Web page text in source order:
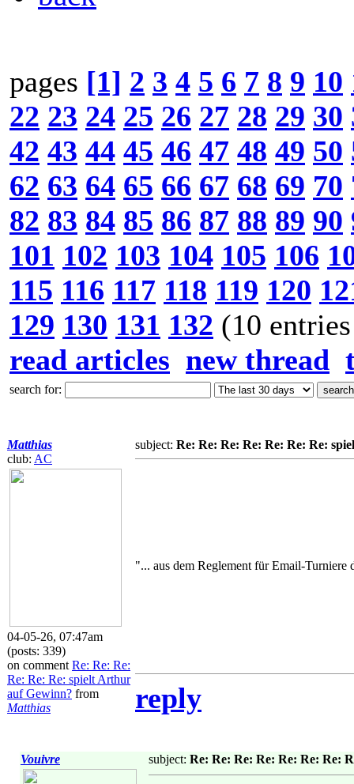
pages [1] 2 3 4 5 6 7 8 9 10
22 23 24 25 26 27 28 29 30
42 43 44 45 46 47 48 49 50
62 63 64 65 66 67 68 69 70
82 83 84 85 86 87 88 89 90
101 102 103 104 105 106
115 116 117 118 119 120
129 130 131 132 (10
read articles new thread
search for:
Matthias
club: AC
04-05-26, 07:47am
(posts: 339)
on comment Re: Re: Re:
Re: Re: Re: spielt Arthur
auf Gewinn? from
Matthias
subject: Re: Re: Re: Re: Re: Re: Re:
"... aus dem Reglement für Email-Turniere
reply
Vouivre subject: Re: Re: Re: Re: Re: Re: Re: